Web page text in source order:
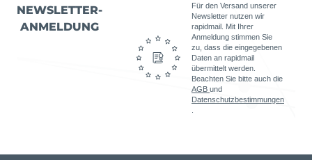
NEWSLETTER-
ANMELDUNG
Für den Versand unserer
Newsletter nutzen wir
rapidmail. Mit Ihrer
Anmeldung stimmen Sie
zu, dass die eingegebenen
Daten an rapidmail
übermittelt werden.
Beachten Sie bitte auch die
AGB und
Datenschutzbestimmungen